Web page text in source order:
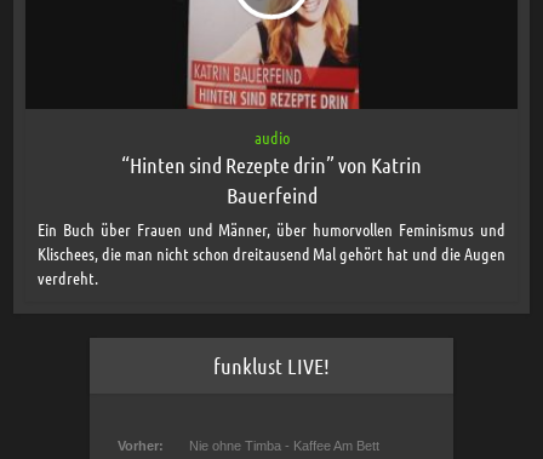
audio
“Hinten sind Rezepte drin” von Katrin
Bauerfeind
Ein Buch über Frauen und Männer, über humorvollen Feminismus und
Klischees, die man nicht schon dreitausend Mal gehört hat und die Augen
verdreht.
funklust LIVE!